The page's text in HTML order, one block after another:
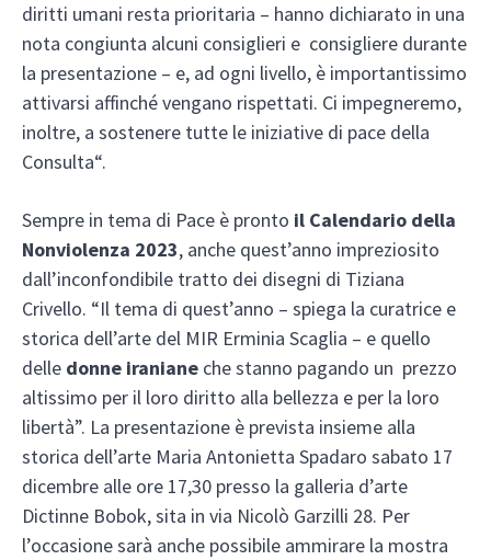
diritti umani resta prioritaria – hanno dichiarato in una
nota congiunta alcuni consiglieri e consigliere durante
la presentazione – e, ad ogni livello, è importantissimo
attivarsi affinché vengano rispettati. Ci impegneremo,
inoltre, a sostenere tutte le iniziative di pace della
Consulta“.
Sempre in tema di Pace è pronto il Calendario della
Nonviolenza 2023, anche quest’anno impreziosito
dall’inconfondibile tratto dei disegni di Tiziana
Crivello. “Il tema di quest’anno – spiega la curatrice e
storica dell’arte del MIR Erminia Scaglia – e quello
delle donne iraniane che stanno pagando un prezzo
altissimo per il loro diritto alla bellezza e per la loro
libertà”. La presentazione è prevista insieme alla
storica dell’arte Maria Antonietta Spadaro sabato 17
dicembre alle ore 17,30 presso la galleria d’arte
Dictinne Bobok, sita in via Nicolò Garzilli 28. Per
l’occasione sarà anche possibile ammirare la mostra